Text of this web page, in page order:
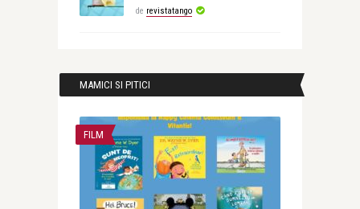
de revistatango
MAMICI SI PITICI
FILM